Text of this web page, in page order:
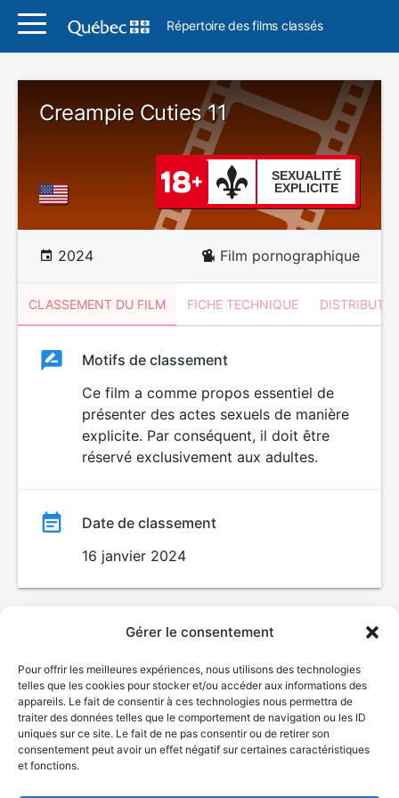
Gérer le consentement
Pour offrir les meilleures expériences, nous utilisons des technologies
telles que les cookies pour stocker et/ou accéder aux informations des
appareils. Le fait de consentir à ces technologies nous permettra de
traiter des données telles que le comportement de navigation ou les ID
uniques sur ce site. Le fait de ne pas consentir ou de retirer son
consentement peut avoir un effet négatif sur certaines caractéristiques
et fonctions.
Répertoire des films classés
Creampie Cuties 11
SEXUALITÉ
EXPLICITE
2024 Film pornographique
CLASSEMENT DU FILM FICHE TECHNIQUE
ClassementClassement
SEXUALITÉ
EXPLICITE
Motifs de classement
Ce film a comme propos essentiel de
présenter des actes sexuels de manière
explicite. Par conséquent, il doit être
réservé exclusivement aux adultes.
Date de classement
16 janvier 2024